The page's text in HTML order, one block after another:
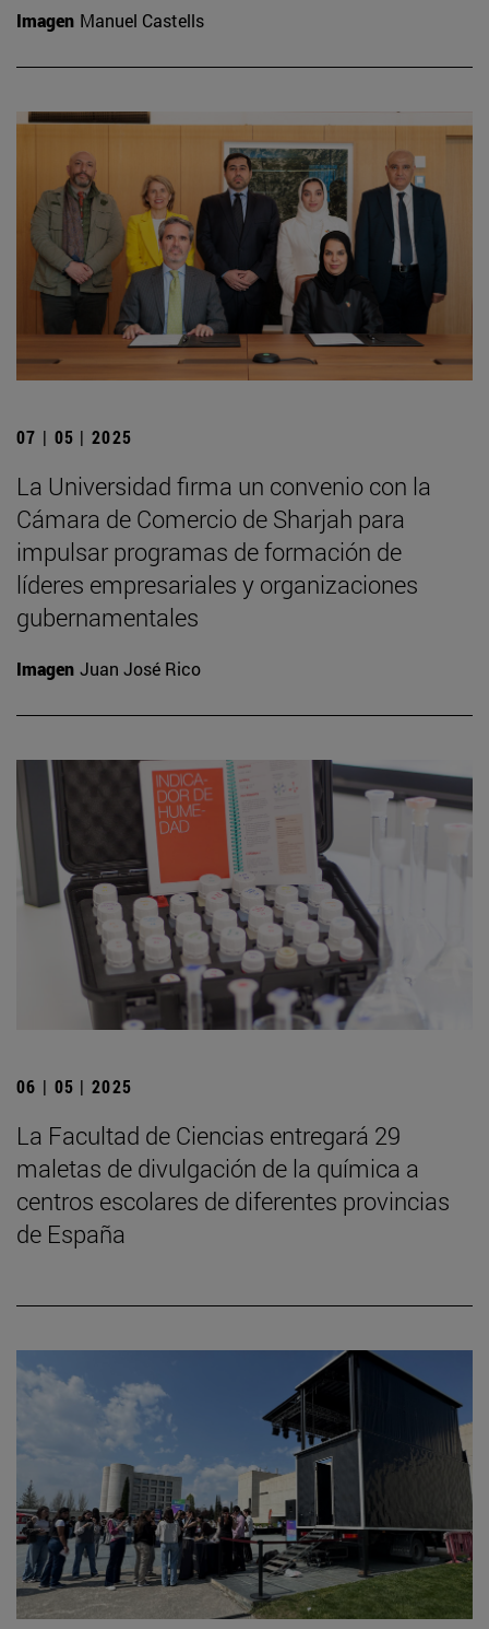
Imagen Manuel Castells
07 | 05 | 2025
La Universidad firma un convenio con la
Cámara de Comercio de Sharjah para
impulsar programas de formación de
líderes empresariales y organizaciones
gubernamentales
Imagen Juan José Rico
06 | 05 | 2025
La Facultad de Ciencias entregará 29
maletas de divulgación de la química a
centros escolares de diferentes provincias
de España